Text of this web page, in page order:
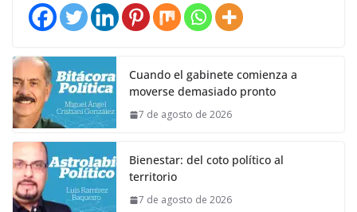
Cuando el gabinete comienza a
moverse demasiado pronto
7 de agosto de 2026
Bienestar: del coto político al
territorio
7 de agosto de 2026